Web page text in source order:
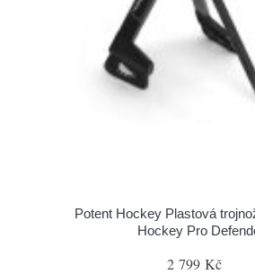
Potent Hockey Plastová
Hockey Pro
2 799 Kč